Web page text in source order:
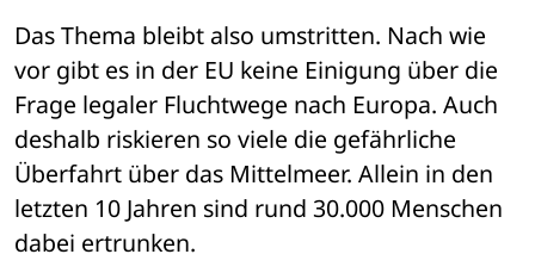
Das Thema bleibt also umstritten. Nach wie
vor gibt es in der EU keine Einigung über die
Frage legaler Fluchtwege nach Europa. Auch
deshalb riskieren so viele die gefährliche
Überfahrt über das Mittelmeer. Allein in den
letzten 10 Jahren sind rund 30.000 Menschen
dabei ertrunken.